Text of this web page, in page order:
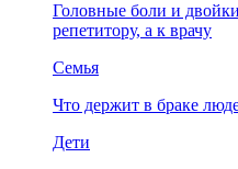
Головные боли и
репетитору, а к врачу
Семья
Что держит в браке
Дети